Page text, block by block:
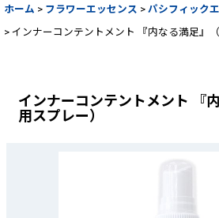
ホーム > フラワーエッセンス > パシフィック
> インナーコンテントメント 『内なる満足』
インナーコンテントメント 『
用スプレー）